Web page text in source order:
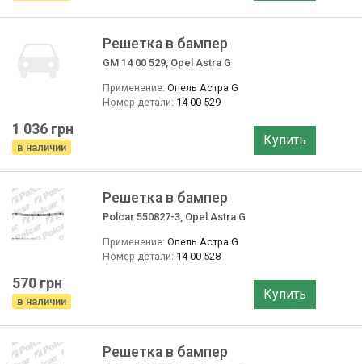
Решетка в бампер
GM 14 00 529, Opel Astra G
Применение: Опель Астра G
Номер детали: 14 00 529
1 036 грн
в наличии Купить
Решетка в бампер
Polcar 550827-3, Opel Astra G
Применение: Опель Астра G
Номер детали: 14 00 528
570 грн
в наличии Купить
Решетка в бампер